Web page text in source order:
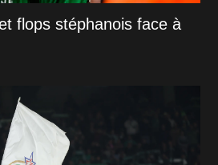
flops stéphanois face à